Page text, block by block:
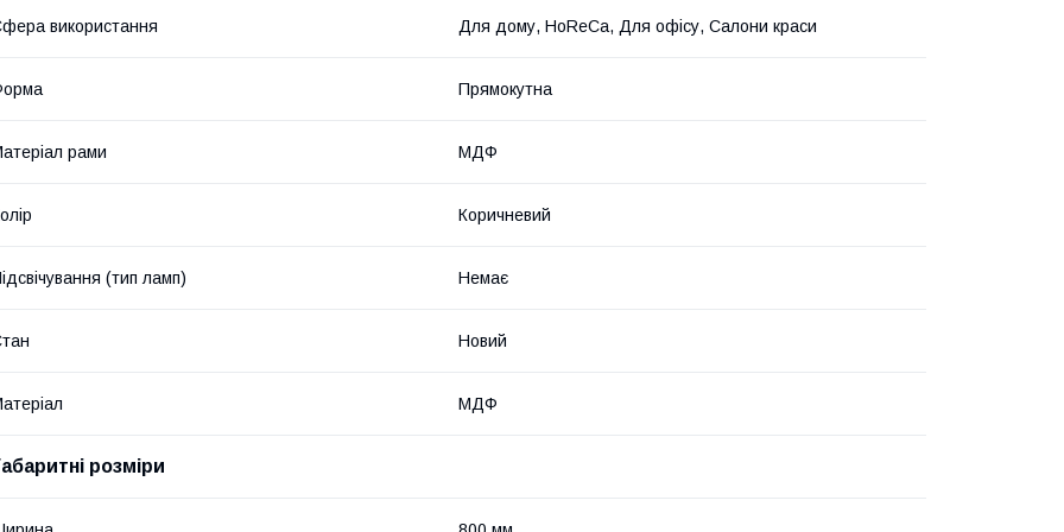
використання Для дому, HoReCa, Для офісу, Салони краси
Прямокутна
рами МДФ
Коричневий
(тип ламп) Немає
Новий
МДФ
розміри